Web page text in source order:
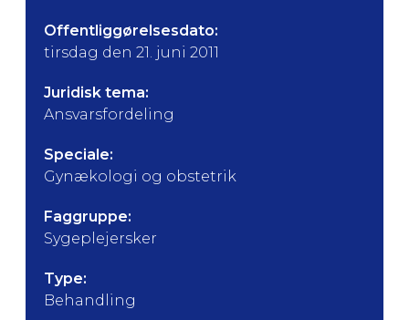
Offentliggørelsesdato:
tirsdag den 21. juni 2011
Juridisk tema:
Ansvarsfordeling
Speciale:
Gynækologi og obstetrik
Faggruppe:
Sygeplejersker
Type:
Behandling